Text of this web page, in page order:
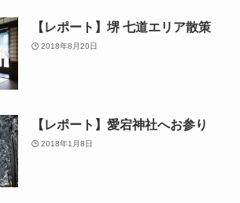
【レポート】堺 七道エリア散策
2018年8月20日
【レポート】愛宕神社へお参り
2018年1月8日